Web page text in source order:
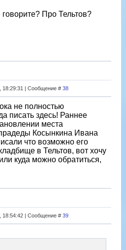
Про Тельтов?
18:29:31 | Сообщение # 38
не полностью
писать здесь! Раннее
места
Косынкина Ивана
что возможно его
в Тельтов, вот хочу
куда можно обратиться,
18:54:42 | Сообщение # 39